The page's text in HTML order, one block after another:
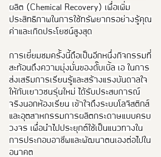
ผลิต (Chemical Recovery) เพื่อเพิ่ม
ประสิทธิภาพในการใช้ทรัพยากรอย่างรู้คุณ
ค่าและเกิดประโยชน์สูงสุด
การเยี่ยมชมครั้งนี้ถือเป็นอีกหนึ่งกิจกรรมที่
สะท้อนถึงความมุ่งมั่นของดั๊บเบิ้ล เอ ในการ
ส่งเสริมการเรียนรู้และสร้างแรงบันดาลใจ
ให้กับเยาวชนรุ่นใหม่ ได้รับประสบการณ์
จริงนอกห้องเรียน เข้าใจถึงระบบโลจิสติกส์
และอุตสาหกรรมการผลิตกระดาษแบบครบ
วงจร เพื่อนำไปประยุกต์ใช้เป็นแนวทางใน
การประกอบอาชีพและพัฒนาตนเองต่อไปใน
อนาคต